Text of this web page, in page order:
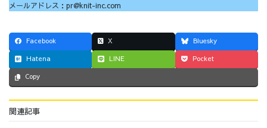
メールアドレス：pr@knit-inc.com
Facebook X
Bluesky
Hatena
LINE Pocket
Copy
関連記事